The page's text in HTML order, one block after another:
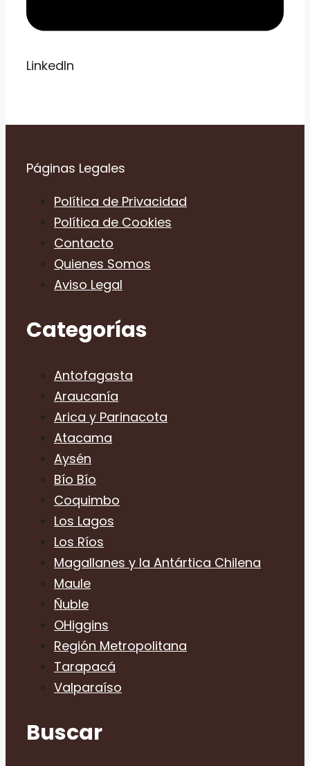
LinkedIn
Páginas Legales
Política de Privacidad
Política de Cookies
Contacto
Quienes Somos
Aviso Legal
Categorías
Antofagasta
Araucanía
Arica y Parinacota
Atacama
Aysén
Bío Bío
Coquimbo
Los Lagos
Los Ríos
Magallanes y la Antártica Chilena
Maule
Ñuble
OHiggins
Región Metropolitana
Tarapacá
Valparaíso
Buscar